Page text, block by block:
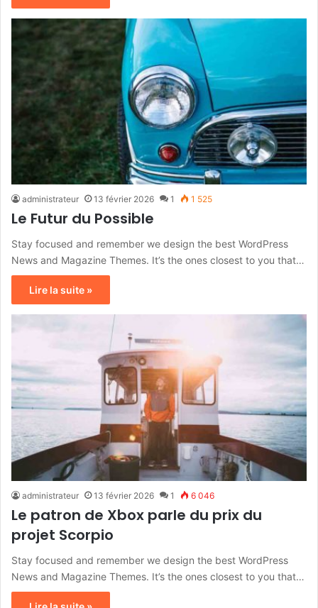
administrateur 13 février 2026 1 1 525
Le Futur du Possible
Stay focused and remember we design the best WordPress
News and Magazine Themes. It’s the ones closest to you that…
Lire la suite »
administrateur 13 février 2026 1 6 046
Le patron de Xbox parle du prix du
projet Scorpio
Stay focused and remember we design the best WordPress
News and Magazine Themes. It’s the ones closest to you that…